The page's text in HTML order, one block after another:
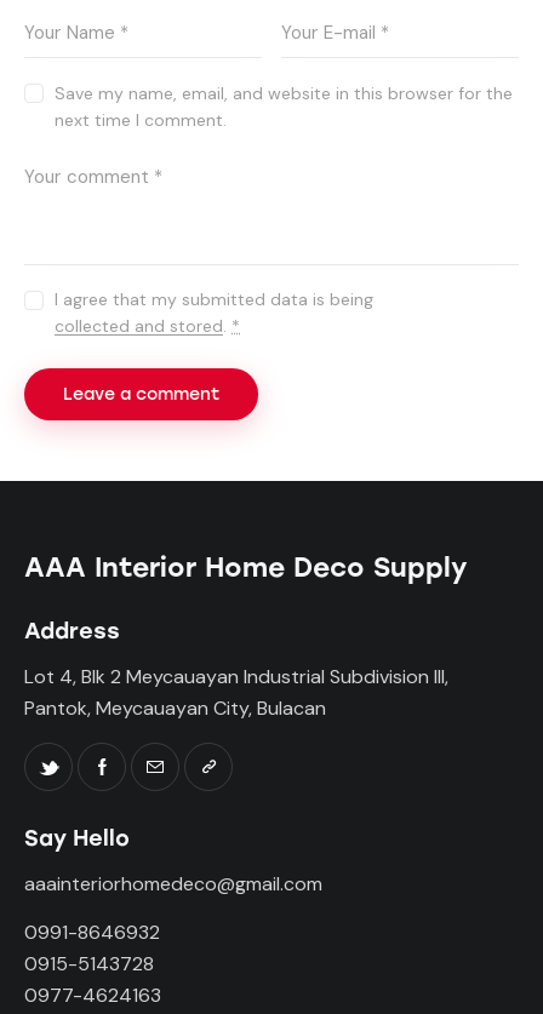
Save my name, email, and website in this browser for the
next time I comment.
I agree that my submitted data is being
collected and stored. *
AAA Interior Home Deco Supply
Address
Lot 4, Blk 2 Meycauayan Industrial Subdivision III,
Pantok, Meycauayan City, Bulacan
Say Hello
aaainteriorhomedeco@gmail.com
0991-8646932
0915-5143728
0977-4624163